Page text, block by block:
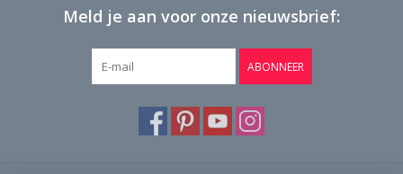
Meld je aan voor onze nieuwsbrief:
ABONNEER